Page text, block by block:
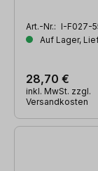
Art.-Nr.: I-F027-
Auf Lager,
28,70 €
inkl. MwSt. zzgl.
Versandkosten